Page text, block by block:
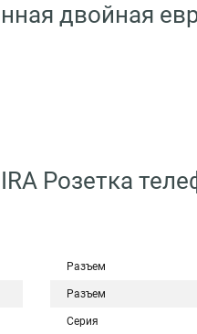
двойная
Розетка
Разъем
Разъем
Серия